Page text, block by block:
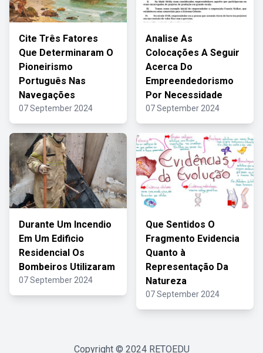
Cite Três Fatores
Que Determinaram O
Pioneirismo
Português Nas
Navegações
07 September 2024
Analise As
Colocações A Seguir
Acerca Do
Empreendedorismo
Por Necessidade
07 September 2024
Durante Um Incendio
Em Um Edificio
Residencial Os
Bombeiros Utilizaram
07 September 2024
Que Sentidos O
Fragmento Evidencia
Quanto à
Representação Da
Natureza
07 September 2024
Copyright © 2024 RETOEDU